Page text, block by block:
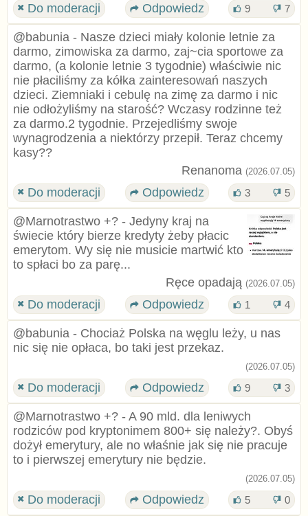
Do moderacji Odpowiedz 9 7
@babunia - Nasze dzieci miały kolonie letnie za
darmo, zimowiska za darmo, zaj~cia sportowe za
darmo, (a kolonie letnie 3 tygodnie) właściwie nic
nie płaciliśmy za kółka zainteresowań naszych
dzieci. Ziemniaki i cebulę na zimę za darmo i nic
nie odłożyliśmy na starość? Wczasy rodzinne też
za darmo.2 tygodnie. Przejedliśmy swoje
wynagrodzenia a niektórzy przepił. Teraz chcemy
kasy??
Renanoma (2026.07.05)
Do moderacji Odpowiedz 3 5
@Marnotrastwo +? - Jedyny kraj na
świecie który bierze kredyty żeby płacic
emerytom. Wy się nie musicie martwić kto
to spłaci bo za parę...
Ręce opadają (2026.07.05)
Do moderacji Odpowiedz 1 4
@babunia - Chociaż Polska na węglu leży, u nas
nic się nie opłaca, bo taki jest przekaz.
(2026.07.05)
Do moderacji Odpowiedz 9 3
@Marnotrastwo +? - A 90 mld. dla leniwych
rodziców pod kryptonimem 800+ się należy?. Obyś
dożył emerytury, ale no właśnie jak się nie pracuje
to i pierwszej emerytury nie będzie.
(2026.07.05)
Do moderacji Odpowiedz 5 0